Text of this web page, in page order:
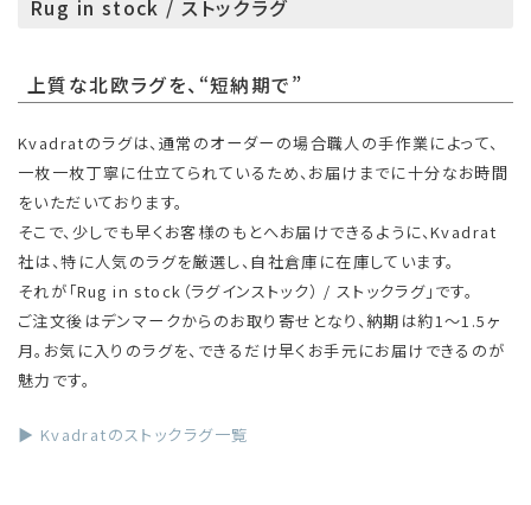
Rug in stock / ストックラグ
上質な北欧ラグを、“短納期で”
Kvadratのラグは、通常のオーダーの場合職人の手作業によって、
一枚一枚丁寧に仕立てられているため、お届けまでに十分なお時間
をいただいております。
そこで、少しでも早くお客様のもとへお届けできるように、Kvadrat
社は、特に人気のラグを厳選し、自社倉庫に在庫しています。
それが「Rug in stock（ラグインストック） / ストックラグ」です。
ご注文後はデンマークからのお取り寄せとなり、納期は約1〜1.5ヶ
月。お気に入りのラグを、できるだけ早くお手元にお届けできるのが
魅力です。
▶ Kvadratのストックラグ一覧